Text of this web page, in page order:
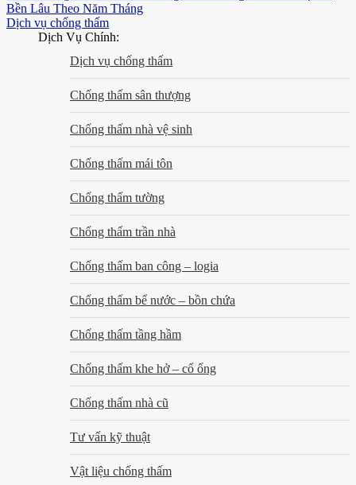
Bền Lâu Theo Năm Tháng
Dịch vụ chống thấm
Dịch Vụ Chính:
Dịch vụ chống thấm
Chống thấm sân thượng
Chống thấm nhà vệ sinh
Chống thấm mái tôn
Chống thấm tường
Chống thấm trần nhà
Chống thấm ban công – logia
Chống thấm bể nước – bồn chứa
Chống thấm tầng hầm
Chống thấm khe hở – cổ ống
Chống thấm nhà cũ
Tư vấn kỹ thuật
Vật liệu chống thấm